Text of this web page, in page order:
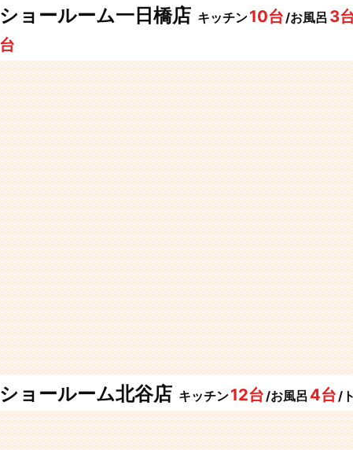
ショールーム一日橋店 キッチン10台/お風呂 3
台
ショールーム北谷店 キッチン12台/お風呂 4台/